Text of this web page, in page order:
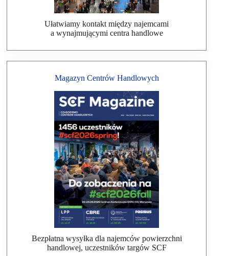
Ułatwiamy kontakt między najemcami
a wynajmującymi centra handlowe
Magazyn Centrów Handlowych
Bezpłatna wysyłka dla najemców powierzchni
handlowej, uczestników targów SCF